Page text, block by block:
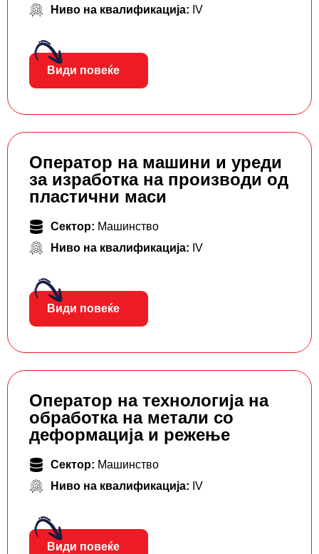
Ниво на квалификација: IV
Види повеќе
Оператор на машини и уреди
за изработка на производи од
пластични маси
Сектор: Машинство
Ниво на квалификација: IV
Види повеќе
Оператор на технологија на
обработка на метали со
деформација и режење
Сектор: Машинство
Ниво на квалификација: IV
Види повеќе